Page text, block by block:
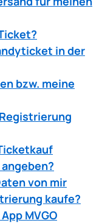
erhalten,
konkrete
und die
Kauf
in der
bzw. meine
von mir
kaufe?
MVGO